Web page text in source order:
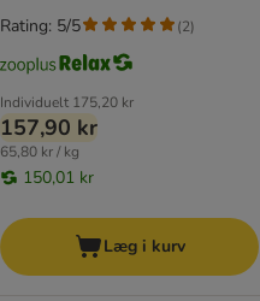
Individuelt 175,20 kr
157,90 kr
65,80 kr / kg
150,01 kr
Rating: 5/5 (2)
Læg i kurv